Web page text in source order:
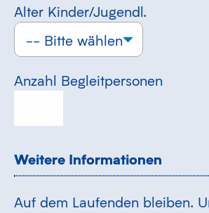
Alter Kinder/Jugendl.
Anzahl Begleitpersonen
Weitere Informationen
Auf dem Laufenden bleiben.